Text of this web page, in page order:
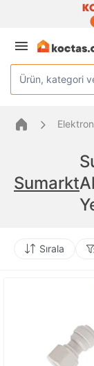
Ürün, kategori
Sumarkt
Sırala